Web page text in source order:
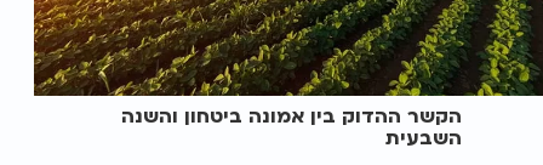
הקשר ההדוק בין אמונה ביטחון והשנה
השבעית